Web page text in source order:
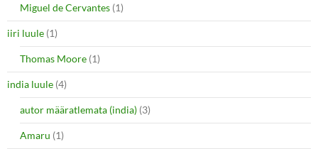
Miguel de Cervantes (1)
iiri luule (1)
Thomas Moore (1)
india luule (4)
autor määratlemata (india) (3)
Amaru (1)